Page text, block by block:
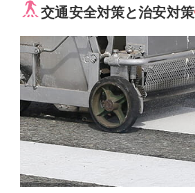
交通安全対策と治安対策